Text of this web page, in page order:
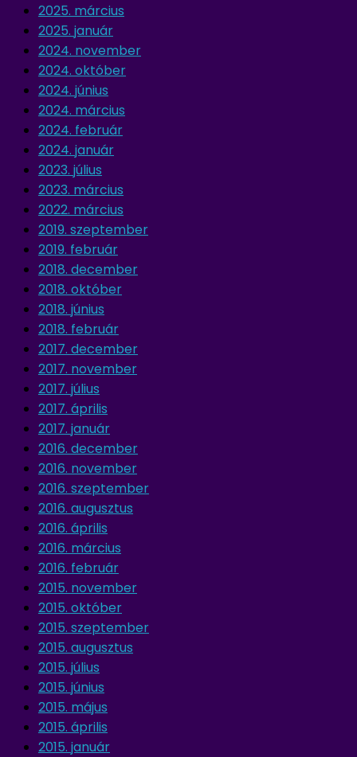
2025. március
2025. január
2024. november
2024. október
2024. június
2024. március
2024. február
2024. január
2023. július
2023. március
2022. március
2019. szeptember
2019. február
2018. december
2018. október
2018. június
2018. február
2017. december
2017. november
2017. július
2017. április
2017. január
2016. december
2016. november
2016. szeptember
2016. augusztus
2016. április
2016. március
2016. február
2015. november
2015. október
2015. szeptember
2015. augusztus
2015. július
2015. június
2015. május
2015. április
2015. január